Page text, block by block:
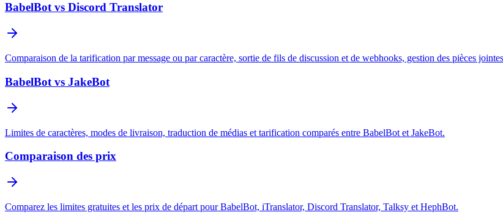
BabelBot vs Discord Translator
Comparaison de la tarification par message ou par caractère, sortie de fils de discussion et de webhooks, gestion des pièces
BabelBot vs JakeBot
Limites de caractères, modes de livraison, traduction de médias et tarification comparés entre BabelBot et JakeBot.
Comparaison des prix
Comparez les limites gratuites et les prix de départ pour BabelBot, iTranslator, Discord Translator, Talksy et HephBot.